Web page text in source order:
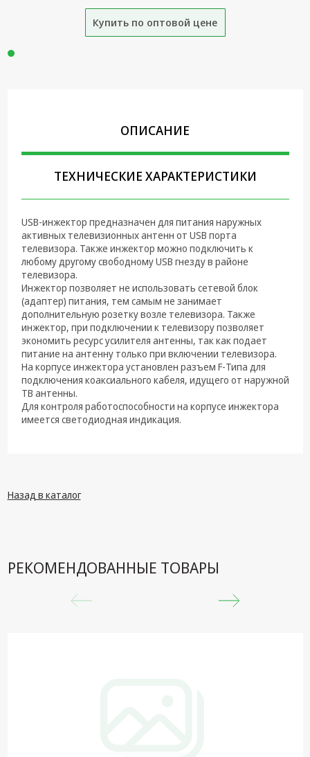
Мобильные
аксессуары и
Аудиотехника
питания
оборудование и
Климатическая
техника
Электрика
Светотехника
Товары для
дома и Бытовая
техника
Компьютерные
комплектующие
Системы
Купить по оптовой цене
ОПИСАНИЕ
ТЕХНИЧЕСКИЕ ХАРАКТЕРИСТИКИ
USB-инжектор предназначен для питания наружных
активных телевизионных антенн от USB порта
телевизора. Также инжектор можно подключить к
любому другому свободному USB гнезду в районе
телевизора.
Инжектор позволяет не использовать сетевой блок
(адаптер) питания, тем самым не занимает
дополнительную розетку возле телевизора. Также
инжектор, при подключении к телевизору позволяет
экономить ресурс усилителя антенны, так как подает
питание на антенну только при включении телевизора.
На корпусе инжектора установлен разъем F-Типа для
подключения коаксиального кабеля, идущего от наружной
ТВ антенны.
Для контроля работоспособности на корпусе инжектора
имеется светодиодная индикация.
Назад в каталог
РЕКОМЕНДОВАННЫЕ ТОВАРЫ